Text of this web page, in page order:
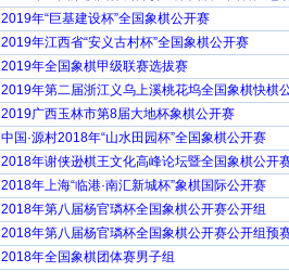
2019年“巨基建设杯”全国象棋公开赛
2019年江西省“安义古村杯”全国象棋公开赛
2019年全国象棋甲级联赛选拔赛
2019年第二届浙江义乌上溪桃花坞全国象棋快棋
2019广西玉林市第8届大地杯象棋公开赛
中国·源村2018年“山水田园杯”全国象棋公开赛
2018年谢侠逊棋王文化高峰论坛暨全国象棋公开
2018年上海“临港·南汇新城杯”象棋国际公开赛
2018年第八届杨官璘杯全国象棋公开赛公开组
2018年第八届杨官璘杯全国象棋公开赛公开组预
2018年全国象棋团体赛男子组